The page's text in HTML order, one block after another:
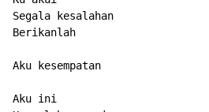
Segala kesalahan
Berikanlah
Aku kesempatan
Aku ini